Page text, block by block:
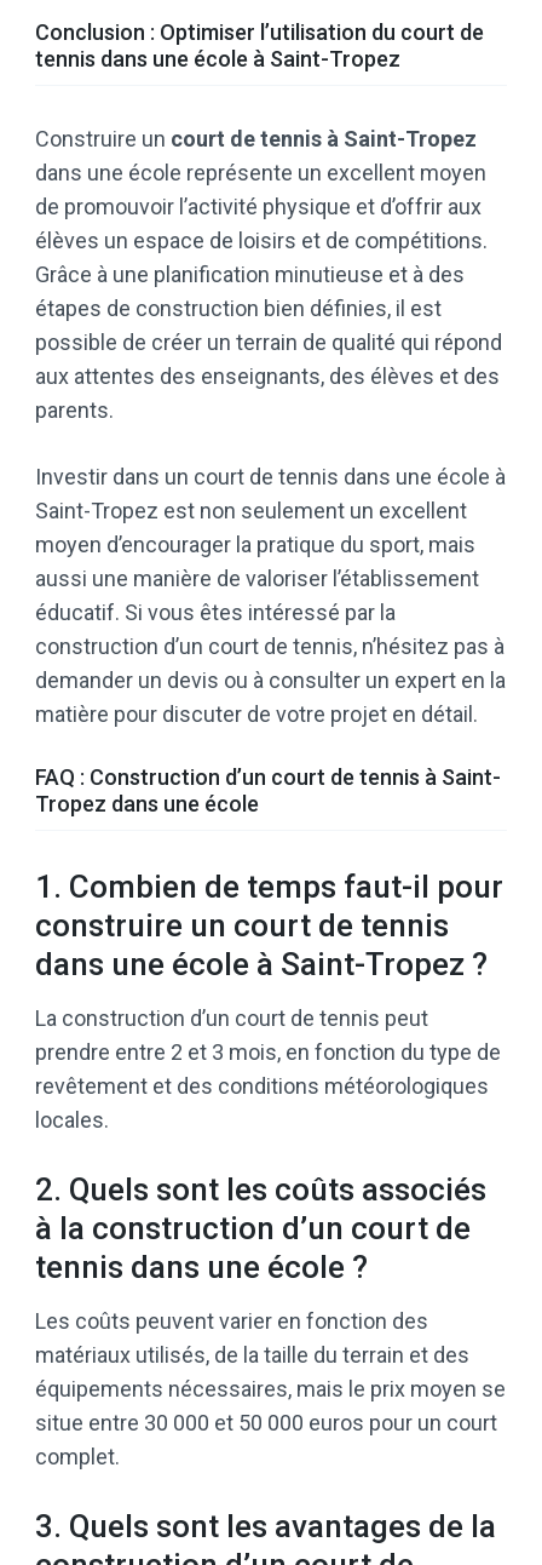
Conclusion : Optimiser l’utilisation du court de
tennis dans une école à Saint-Tropez
Construire un court de tennis à Saint-Tropez
dans une école représente un excellent moyen
de promouvoir l’activité physique et d’offrir aux
élèves un espace de loisirs et de compétitions.
Grâce à une planification minutieuse et à des
étapes de construction bien définies, il est
possible de créer un terrain de qualité qui répond
aux attentes des enseignants, des élèves et des
parents.
Investir dans un court de tennis dans une école à
Saint-Tropez est non seulement un excellent
moyen d’encourager la pratique du sport, mais
aussi une manière de valoriser l’établissement
éducatif. Si vous êtes intéressé par la
construction d’un court de tennis, n’hésitez pas à
demander un devis ou à consulter un expert en la
matière pour discuter de votre projet en détail.
FAQ : Construction d’un court de tennis à Saint-
Tropez dans une école
1. Combien de temps faut-il pour
construire un court de tennis
dans une école à Saint-Tropez ?
La construction d’un court de tennis peut
prendre entre 2 et 3 mois, en fonction du type de
revêtement et des conditions météorologiques
locales.
2. Quels sont les coûts associés
à la construction d’un court de
tennis dans une école ?
Les coûts peuvent varier en fonction des
matériaux utilisés, de la taille du terrain et des
équipements nécessaires, mais le prix moyen se
situe entre 30 000 et 50 000 euros pour un court
complet.
3. Quels sont les avantages de la